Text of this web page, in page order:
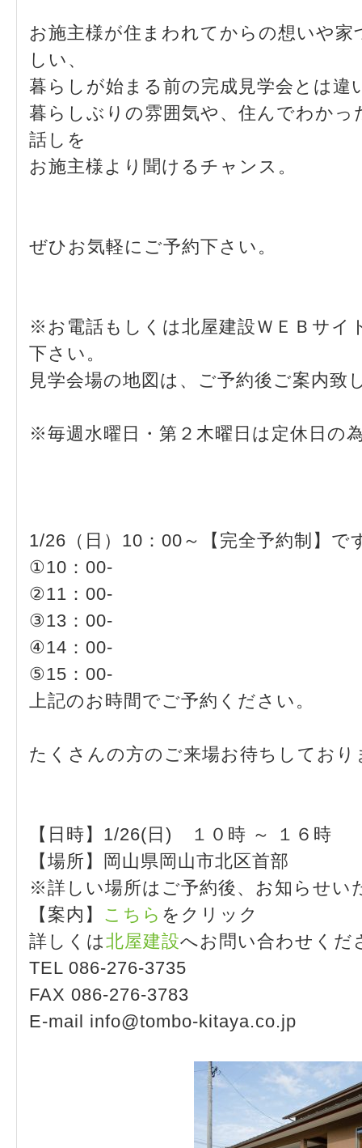
お施主様が住まわれてからの想いや
しい、
暮らしが始まる前の完成見学会とは違
暮らしぶりの雰囲気や、住んでわか
話しを
お施主様より聞けるチャンス。
ぜひお気軽にご予約下さい。
※お電話もしくは北屋建設ＷＥＢサイ
下さい。
見学会場の地図は、ご予約後ご案内致
※毎週水曜日・第２木曜日は定休日の
1/26（日）10：00～【完全予約制】で
①10：00-
②11：00-
③13：00-
④14：00-
⑤15：00-
上記のお時間でご予約ください。
たくさんの方のご来場お待ちしており
【日時】1/26(日) １０時 ～ １６時
【場所】岡山県岡山市北区首部
※詳しい場所はご予約後、お知らせい
【案内】 こちら をクリック
詳しくは北屋建設へお問い合わせくだ
TEL 086-276-3735
FAX 086-276-3783
E-mail info@tombo-kitaya.co.jp